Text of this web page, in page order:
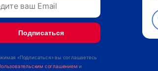
«Подписаться» вы соглашаетесь
соглашением и